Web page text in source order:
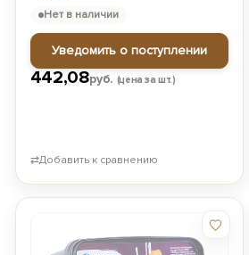
442,08руб. (цена за шт.)
Нет в наличии
Уведомить о поступлении
⇄Добавить к сравнению